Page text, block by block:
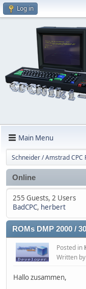
Log in
Main Menu
Schneider / Amstrad CPC
Online
255 Guests, 2 Users
BadCPC, herbert
ROMs DMP 2000 /
Posted in
Written
Hallo zusammen,